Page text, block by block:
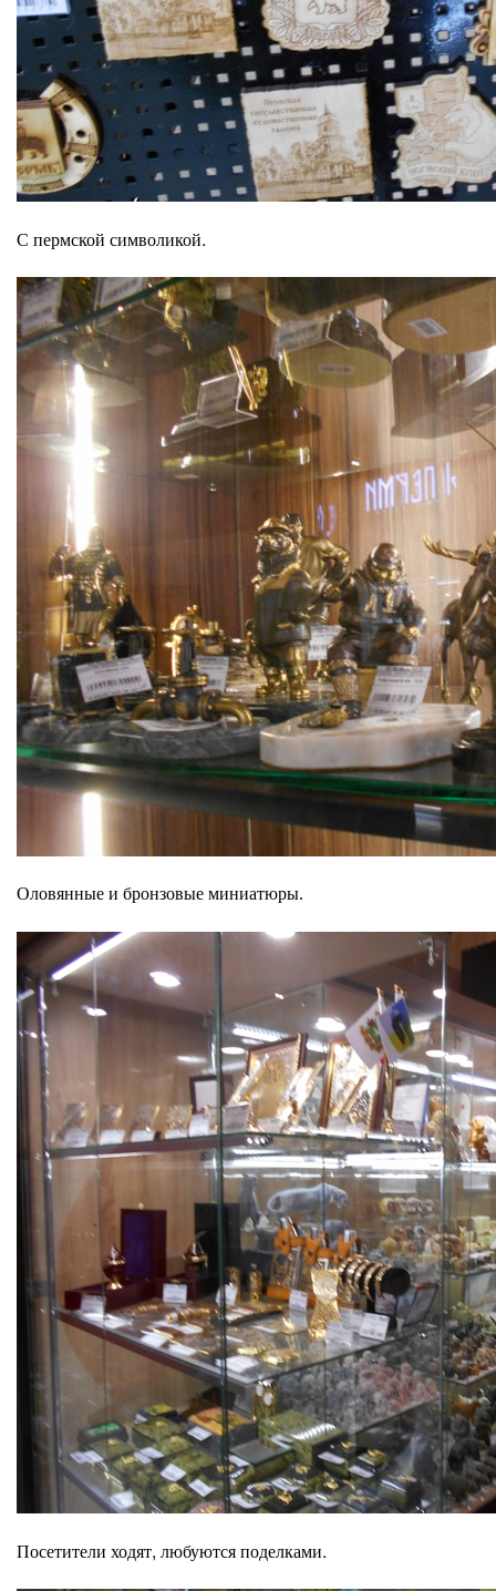
С пермской символикой.
Оловянные и бронзовые миниатюры.
Посетители ходят, любуются поделками.